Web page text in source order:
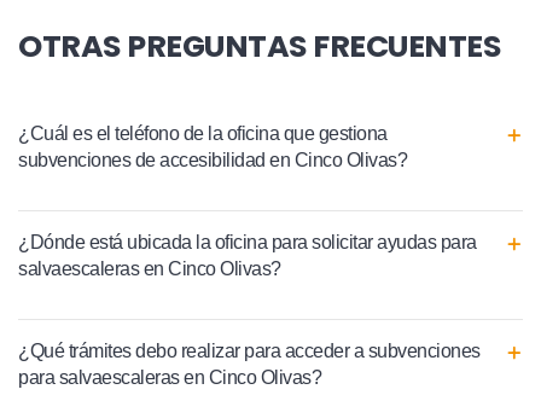
OTRAS PREGUNTAS FRECUENTES
¿Cuál es el teléfono de la oficina que gestiona
subvenciones de accesibilidad en Cinco Olivas?
¿Dónde está ubicada la oficina para solicitar ayudas para
salvaescaleras en Cinco Olivas?
¿Qué trámites debo realizar para acceder a subvenciones
para salvaescaleras en Cinco Olivas?